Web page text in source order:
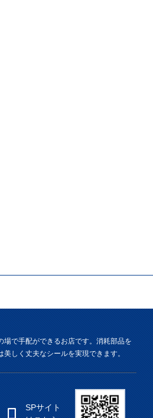
で手配ができるお店です。消耗部品を
美しく丈夫なシールを実現できます。
SPサイト